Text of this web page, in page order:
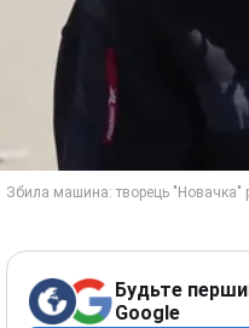
Будьте
Google